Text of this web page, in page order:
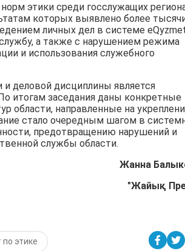
этики среди госслужащих
которых выявлено более
личных дел в системе
а также с нарушением режима
и использования служебного
деловой дисциплины является
итогам заседания даны конкретные
области, направленные на
стало очередным шагом в
предотвращению нарушений и
службы области.
Жанна
"Жайық
по этике